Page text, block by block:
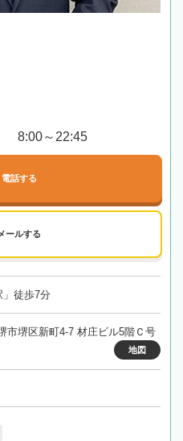
8:00～22:45
電話する
ールする
徒歩7分
市堺区新町4-7 材庄ビル5階Ｃ号
地図